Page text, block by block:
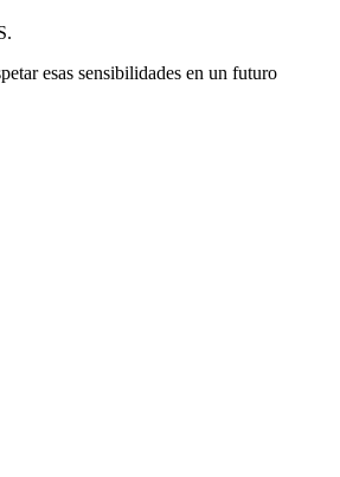
esas sensibilidades en un futuro